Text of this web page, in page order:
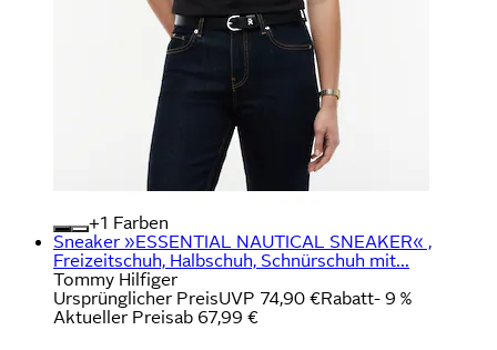
+
Farben
Sneaker »ESSENTIAL NAUTICAL SNEAKER« ,
Freizeitschuh, Halbschuh, Schnürschuh mit...
Tommy Hilfiger
Ursprünglicher PreisUVP 74,90 €Rabatt- 9 %
Aktueller Preisab 67,99 €